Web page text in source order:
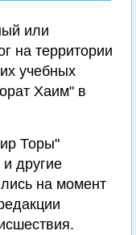
или
на территории
учебных
Хаим" в
Торы"
другие
на момент